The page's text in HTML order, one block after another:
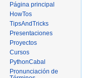
Página principal
HowTos
TipsAndTricks
Presentaciones
Proyectos
Cursos
PythonCabal
Pronunciación de